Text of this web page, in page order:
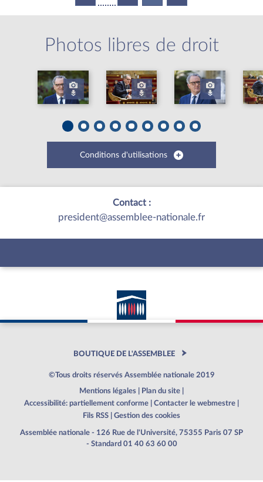
Photos libres de droit
Conditions d'utilisations
Contact :
president@assemblee-nationale.fr
BOUTIQUE DE L'ASSEMBLEE
©Tous droits réservés Assemblée nationale 2019
Mentions légales Plan du site
Accessibilité: partiellement conforme
Contacter le webmestre
Fils RSS
Gestion des cookies
Assemblée nationale - 126 Rue de l'Université, 75355 Paris 07 SP
- Standard 01 40 63 60 00